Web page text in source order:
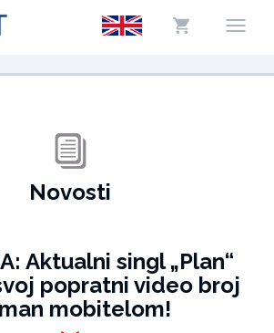
Novosti
Aktualni singl „Plan“
popratni video broj
mobitelom!